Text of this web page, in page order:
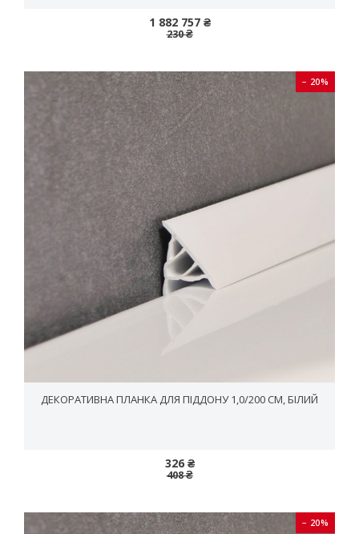
1 882 757 ₴
230 ₴
− 20%
ДЕКОРАТИВНА ПЛАНКА ДЛЯ ПІДДОНУ 1,0/200 СМ, БІЛИЙ
326 ₴
408 ₴
− 20%